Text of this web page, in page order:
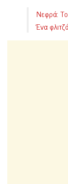
Νεφρά:
Ένα